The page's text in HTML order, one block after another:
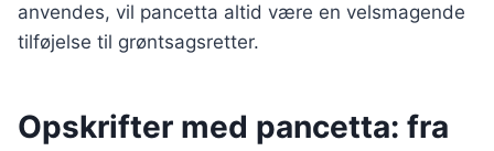
anvendes, vil pancetta altid være en velsmagende
tilføjelse til grøntsagsretter.
Opskrifter med pancetta: fra